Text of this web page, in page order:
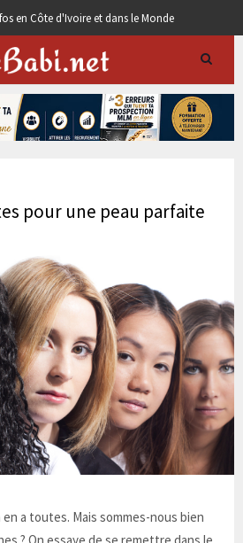
en Côte d'Ivoire et dans le Monde
pour une peau parfaite
a toutes. Mais sommes-nous bien